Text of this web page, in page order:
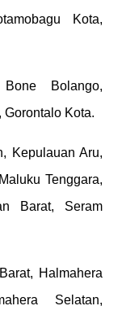
Kota,
Bolango,
Gorontalo Kota.
Kepulauan Aru,
Tenggara,
Barat, Seram
Halmahera
Selatan,